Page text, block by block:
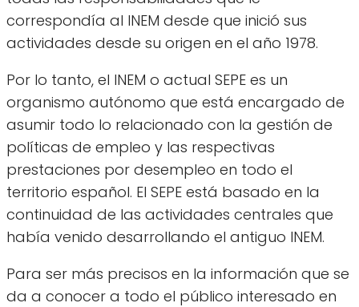
correspondía al INEM desde que inició sus
actividades desde su origen en el año 1978.
Por lo tanto, el INEM o actual SEPE es un
organismo autónomo que está encargado de
asumir todo lo relacionado con la gestión de
políticas de empleo y las respectivas
prestaciones por desempleo en todo el
territorio español. El SEPE está basado en la
continuidad de las actividades centrales que
había venido desarrollando el antiguo INEM.
Para ser más precisos en la información que se
da a conocer a todo el público interesado en